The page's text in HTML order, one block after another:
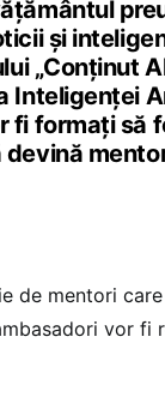
și
„Conținut
Inteligenței
fi formați să
de mentori
vor fi